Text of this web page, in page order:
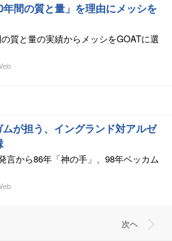
間の質と量」を理由にメッシを
質と量の実績からメッシをGOATに選
が担う、イングランド対アルゼ
言から86年「神の手」、98年ベッカム
次ヘ